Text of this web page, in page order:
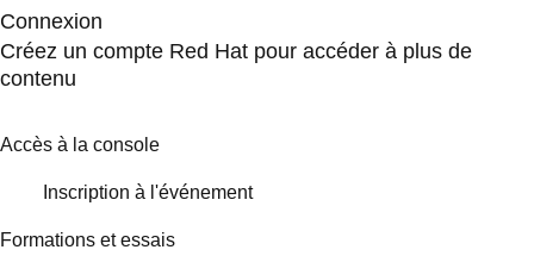
Connexion
Créez un compte Red Hat pour accéder à plus de
contenu
Accès à la console
Inscription à l'événement
Formations et essais